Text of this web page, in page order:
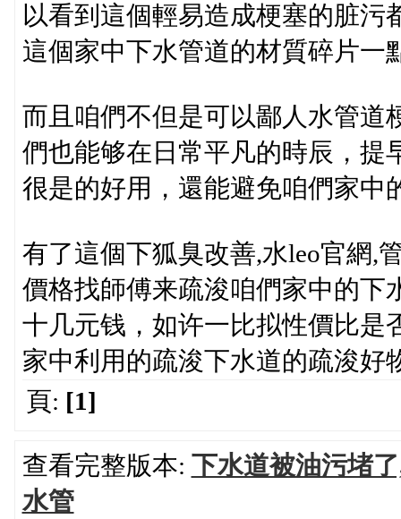
以看到這個輕易造成梗塞的脏
這個家中下水管道的材質碎片一
而且咱們不但是可以鄙人水管道
們也能够在日常平凡的時辰，提
很是的好用，還能避免咱們家中
有了這個下狐臭改善,水leo官網,
價格找師傅来疏浚咱們家中的下
十几元钱，如许一比拟性價比是
家中利用的疏浚下水道的疏浚好
頁: [1]
查看完整版本: 下水道被油污堵
水管